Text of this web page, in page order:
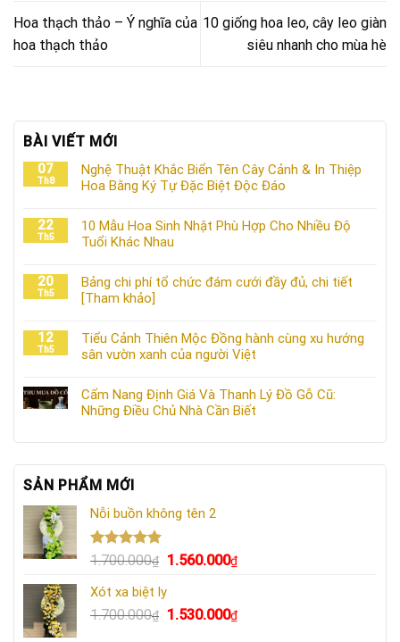
Hoa thạch thảo – Ý nghĩa của
hoa thạch thảo
10 giống hoa leo, cây leo giàn
siêu nhanh cho mùa hè
BÀI VIẾT MỚI
07
Th8
Nghệ Thuật Khắc Biển Tên Cây Cảnh & In Thiệp
Hoa Bằng Ký Tự Đặc Biệt Độc Đáo
22
Th5
10 Mẫu Hoa Sinh Nhật Phù Hợp Cho Nhiều Độ
Tuổi Khác Nhau
20
Th5
Bảng chi phí tổ chức đám cưới đầy đủ, chi tiết
[Tham khảo]
12
Th5
Tiểu Cảnh Thiên Mộc Đồng hành cùng xu hướng
sân vườn xanh của người Việt
Cẩm Nang Định Giá Và Thanh Lý Đồ Gỗ Cũ:
Những Điều Chủ Nhà Cần Biết
SẢN PHẨM MỚI
Nỗi buồn không tên 2
Được xếp
5 sao
1.700.000₫
Giá
là:
1.700.000₫.
1.560.000₫Giá
là:
Xót xa biệt ly
1.700.000₫
Giá
1.530.000₫Giá